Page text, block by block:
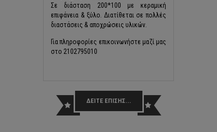
Σε διάσταση 200*100 με κεραμική
επιφάνεια & ξύλο. Διατίθεται σε πολλές
διαστάσεις & αποχρώσεις υλικών.
Για πληροφορίες επικοινωνήστε μαζί μας
στο 2102795010
ΔΕΙΤΕ ΕΠΙΣΗΣ...